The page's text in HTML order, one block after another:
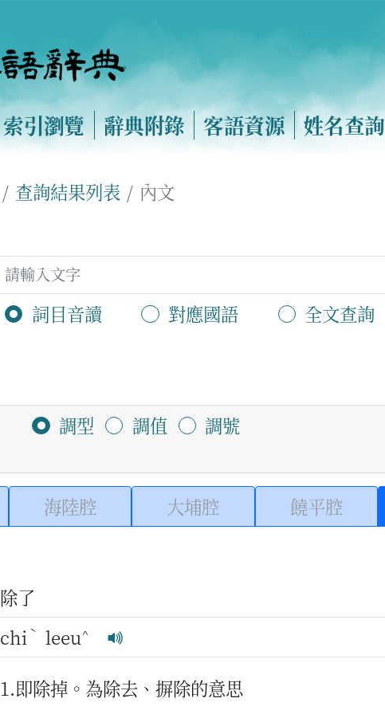
索引瀏覽 辭典附錄 客語資源 姓名查詢
查詢結果列表 內文
詞目音讀 對應國語 全文查詢
調型 調值 調號
海陸腔 大埔腔 饒平腔
除了
chi ˋ leeu^
1.即除掉。為除去、摒除的意思